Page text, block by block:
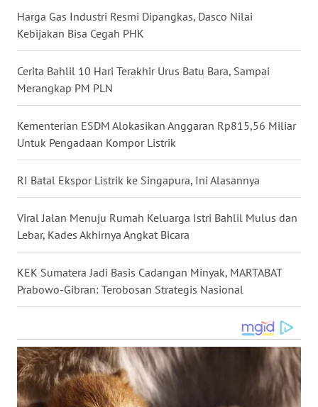
Harga Gas Industri Resmi Dipangkas, Dasco Nilai
Kebijakan Bisa Cegah PHK
Cerita Bahlil 10 Hari Terakhir Urus Batu Bara, Sampai
Merangkap PM PLN
Kementerian ESDM Alokasikan Anggaran Rp815,56 Miliar
Untuk Pengadaan Kompor Listrik
RI Batal Ekspor Listrik ke Singapura, Ini Alasannya
Viral Jalan Menuju Rumah Keluarga Istri Bahlil Mulus dan
Lebar, Kades Akhirnya Angkat Bicara
KEK Sumatera Jadi Basis Cadangan Minyak, MARTABAT
Prabowo-Gibran: Terobosan Strategis Nasional
WN
NUSANTARA
WN
JOGJA
WN
JATIM
WN
KALBAR
WN
KALTENG
KALTARA
WN
KALSEL